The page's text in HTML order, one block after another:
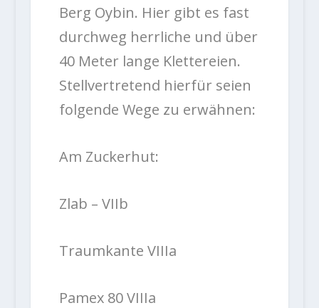
Berg Oybin. Hier gibt es fast
durchweg herrliche und über
40 Meter lange Klettereien.
Stellvertretend hierfür seien
folgende Wege zu erwähnen:
Am Zuckerhut:
Zlab – VIIb
Traumkante VIIIa
Pamex 80 VIIIa